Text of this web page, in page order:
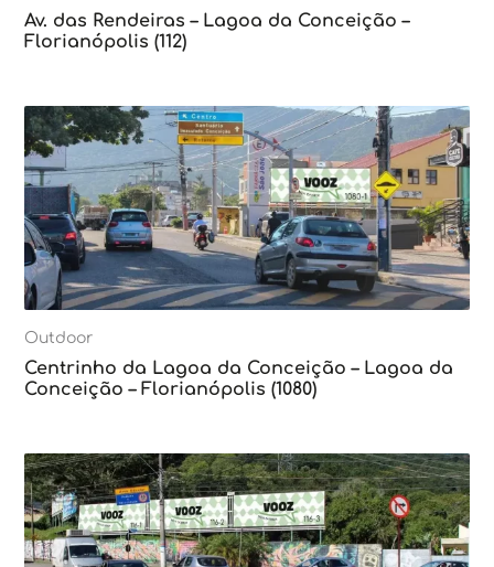
Av. das Rendeiras – Lagoa da Conceição –
Florianópolis (112)
Outdoor
Centrinho da Lagoa da Conceição – Lagoa da
Conceição – Florianópolis (1080)